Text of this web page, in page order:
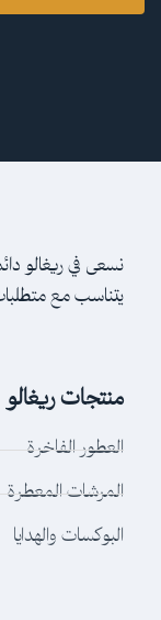
نسعى في ريغالو
يتناسب مع
منتجات ريغالو
العطور الفاخرة
المرشات المعطرة
البوكسات والهدايا